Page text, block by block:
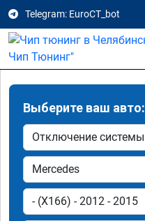
Telegram: EuroCT_bot
Выберите ваш авто: